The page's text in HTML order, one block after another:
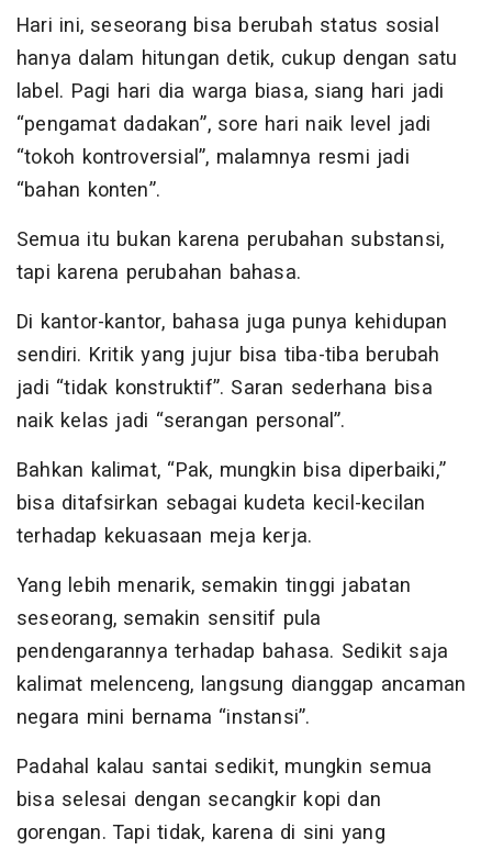
Hari ini, seseorang bisa berubah status sosial
hanya dalam hitungan detik, cukup dengan satu
label. Pagi hari dia warga biasa, siang hari jadi
“pengamat dadakan”, sore hari naik level jadi
“tokoh kontroversial”, malamnya resmi jadi
“bahan konten”.
Semua itu bukan karena perubahan substansi,
tapi karena perubahan bahasa.
Di kantor-kantor, bahasa juga punya kehidupan
sendiri. Kritik yang jujur bisa tiba-tiba berubah
jadi “tidak konstruktif”. Saran sederhana bisa
naik kelas jadi “serangan personal”.
Bahkan kalimat, “Pak, mungkin bisa diperbaiki,”
bisa ditafsirkan sebagai kudeta kecil-kecilan
terhadap kekuasaan meja kerja.
Yang lebih menarik, semakin tinggi jabatan
seseorang, semakin sensitif pula
pendengarannya terhadap bahasa. Sedikit saja
kalimat melenceng, langsung dianggap ancaman
negara mini bernama “instansi”.
Padahal kalau santai sedikit, mungkin semua
bisa selesai dengan secangkir kopi dan
gorengan. Tapi tidak, karena di sini yang